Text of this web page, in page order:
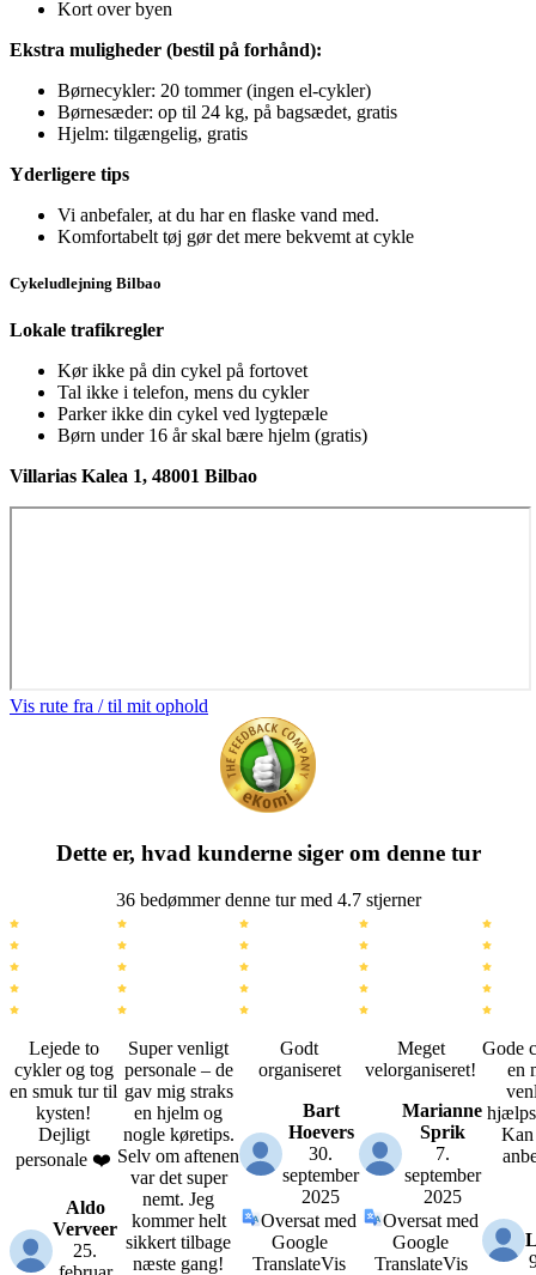
Kort over byen
Ekstra muligheder (bestil på forhånd):
Børnecykler: 20 tommer (ingen el-cykler)
Børnesæder: op til 24 kg, på bagsædet, gratis
Hjelm: tilgængelig, gratis
Yderligere tips
Vi anbefaler, at du har en flaske vand med.
Komfortabelt tøj gør det mere bekvemt at cykle
Cykeludlejning Bilbao
Lokale trafikregler
Kør ikke på din cykel på fortovet
Tal ikke i telefon, mens du cykler
Parker ikke din cykel ved lygtepæle
Børn under 16 år skal bære hjelm (gratis)
Villarias Kalea 1, 48001 Bilbao
Vis rute fra / til mit ophold
Dette er, hvad kunderne siger om denne tur
36 bedømmer denne tur med 4.7 stjerner
Lejede to
cykler og tog
en smuk tur til
kysten!
Dejligt
personale ❤️
Aldo
Verveer
25.
Super venligt
personale – de
gav mig straks
en hjelm og
nogle køretips.
Selv om aftenen
var det super
nemt. Jeg
kommer helt
sikkert tilbage
næste gang!
Godt
organiseret
Bart
Hoevers
30.
september
2025
Oversat med
Google
TranslateVis
Meget
velorganiseret!
Marianne
Sprik
7.
september
2025
Oversat med
Google
TranslateVis
Gode
en